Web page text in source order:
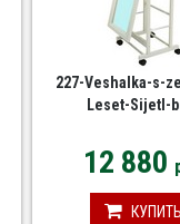
227-Veshalka-s-
Leset-Sijetl-
12 880
КУПИТЬ